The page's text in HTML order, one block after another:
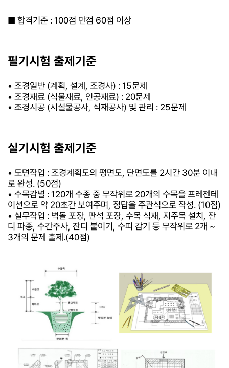
■ 합격기준 : 100점 만점 60점 이상
필기시험 출제기준
• 조경일반 (계획, 설계, 조경사) : 15문제
• 조경재료 (식물재료, 인공재료) : 20문제
• 조경시공 (시설물공사, 식재공사) 및 관리 : 25문제
실기시험 출제기준
• 도면작업 : 조경계획도의 평면도, 단면도를 2시간 30분 이내
로 완성. (50점)
• 수목감별 : 120개 수종 중 무작위로 20개의 수목을 프레젠테
이션으로 약 20초간 보여주며, 정답을 주관식으로 작성. (10점)
• 실무작업 : 벽돌 포장, 판석 포장, 수목 식재, 지주목 설치, 잔
디 파종, 수간주사, 잔디 붙이기, 수피 감기 등 무작위로 2개 ~
3개의 문제 출제.(40점)